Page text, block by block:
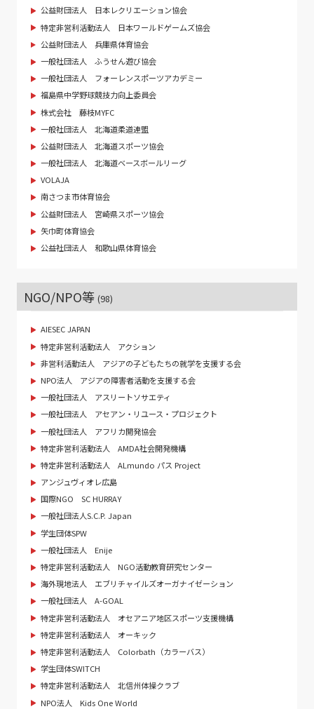
公益財団法人 日本レクリエーション協会
特定非営利活動法人 日本ワールドゲームズ協会
公益財団法人 兵庫県体育協会
一般社団法人 ふうせん遊び協会
一般社団法人 フォーレンスポーツアカデミー
福島県中学野球競技力向上委員会
株式会社 藤枝MYFC
一般社団法人 北海道柔道連盟
公益財団法人 北海道スポーツ協会
一般社団法人 北海道ベースボールリーグ
VOLAJA
南さつま市体育協会
公益財団法人 宮崎県スポーツ協会
矢巾町体育協会
公益社団法人 和歌山県体育協会
NGO/NPO等 (98)
AIESEC JAPAN
特定非営利活動法人 アクション
非営利活動法人 アジアの子どもたちの就学を支援する会
NPO法人 アジアの障害者活動を支援する会
一般社団法人 アスリートソサエティ
一般社団法人 アセアン・リユース・プロジェクト
一般社団法人 アフリカ開発協会
特定非営利活動法人 AMDA社会開発機構
特定非営利活動法人 ALmundo パス Project
アンジュヴィオレ広島
国際NGO SC HURRAY
一般社団法人S.C.P. Japan
学生団体SPW
一般社団法人 Enije
特定非営利活動法人 NGO活動教育研究センター
海外現地法人 エブリチャイルズオーガナイゼーション
一般社団法人 A-GOAL
特定非営利活動法人 オセアニア地区スポーツ支援機構
特定非営利活動法人 オーキック
特定非営利活動法人 Colorbath（カラーバス）
学生団体SWITCH
特定非営利活動法人 北信州体操クラブ
NPO法人 Kids One World